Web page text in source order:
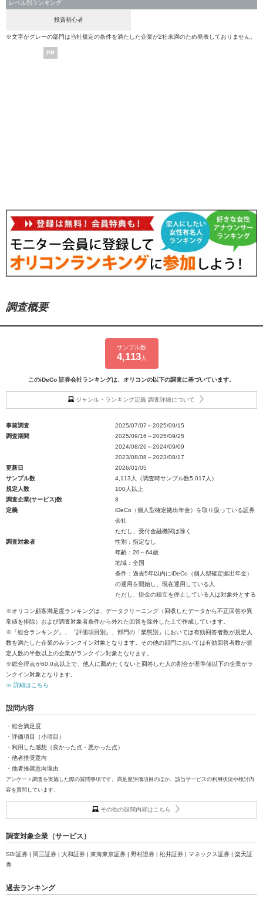
レベル別ランキング
投資初心者
※文字がグレーの部門は当社規定の条件を満たした企業が2社未満のため発表しておりません。
PR
調査概要
サンプル数
4,113人
このiDeCo 証券会社ランキングは、オリコンの以下の調査に基づいています。
ジャンル・ランキング定義 調査詳細について
事前調査
2025/07/07～2025/09/15
調査期間
2025/09/16～2025/09/25
2024/08/26～2024/09/09
2023/08/08～2023/08/17
更新日
2026/01/05
サンプル数
4,113人（調査時サンプル数5,017人）
規定人数
100人以上
調査企業(サービス)数
8
定義
iDeCo（個人型確定拠出年金）を取り扱っている証券
会社
ただし、受付金融機関は除く
調査対象者
性別：指定なし
年齢：20～64歳
地域：全国
条件：過去5年以内にiDeCo（個人型確定拠出年金）
の運用を開始し、現在運用している人
ただし、掛金の積立を停止している人は対象外とする
※オリコン顧客満足度ランキングは、データクリーニング（回収したデータから不正回答や異
常値を排除）および調査対象者条件から外れた回答を除外した上で作成しています。
※「総合ランキング」、「評価項目別」、部門の「業態別」においては有効回答者数が規定人
数を満たした企業のみランクイン対象となります。その他の部門においては有効回答者数が規
定人数の半数以上の企業がランクイン対象となります。
※総合得点が60.0点以上で、他人に薦めたくないと回答した人の割合が基準値以下の企業がラ
ンクイン対象となります。
≫ 詳細はこちら
設問内容
・総合満足度
・評価項目（小項目）
・利用した感想（良かった点・悪かった点）
・他者推奨意向
・他者推奨意向理由
アンケート調査を実施した際の質問事項です。満足度評価項目のほか、該当サービスの利用状況や検討内
容を質問しています。
その他の設問内容はこちら
調査対象企業（サービス）
SBI証券 | 岡三証券 | 大和証券 | 東海東京証券 | 野村證券 | 松井証券 | マネックス証券 | 楽天証
券
過去ランキング